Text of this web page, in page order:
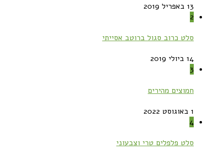
13 באפריל 2019
2
סלט כרוב סגול ברוטב אסייתי
14 ביולי 2019
3
חמוצים מהירים
1 באוגוסט 2022
4
סלט פלפלים טרי וצבעוני